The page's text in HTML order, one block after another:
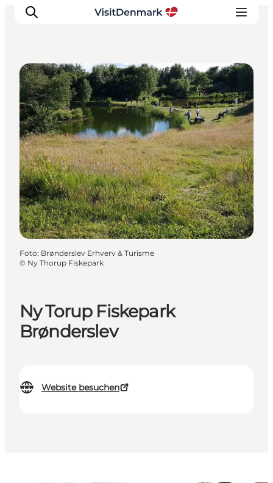
Inspiration
Regionen
Erlebnisse
Unterkünfte
Reiseplanung
Ny Torup Fiskepark
Brønderslev
Website besuchen
Angeln
Foto: Brønderslev Erhverv & Turisme
© Ny Thorup Fiskepark